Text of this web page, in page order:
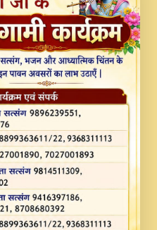
Rani Bhajan By
KALER
SONG 2017
Ji Maharaj Pad - A
Ji
Best Devotional